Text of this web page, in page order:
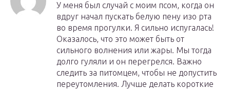
У меня был случай с моим псом, когда он
вдруг начал пускать белую пену изо рта
во время прогулки. Я сильно испугалась!
Оказалось, что это может быть от
сильного волнения или жары. Мы тогда
долго гуляли и он перегрелся. Важно
следить за питомцем, чтобы не допустить
переутомления. Лучше делать короткие